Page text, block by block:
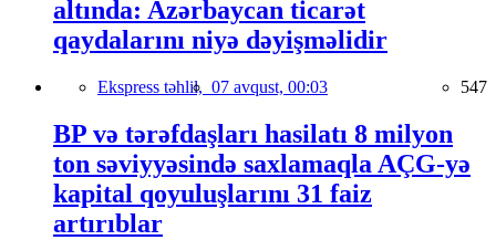
altında: Azərbaycan ticarət
qaydalarını niyə dəyişməlidir
Ekspress təhlil, 07 avqust, 00:03 547
BP və tərəfdaşları hasilatı 8 milyon
ton səviyyəsində saxlamaqla AÇG-yə
kapital qoyuluşlarını 31 faiz
artırıblar